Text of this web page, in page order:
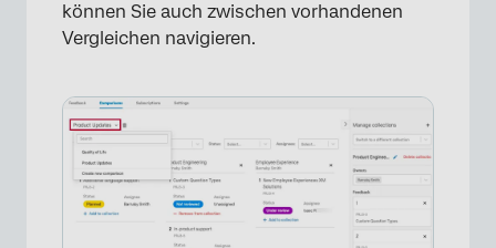
können Sie auch zwischen vorhandenen
Vergleichen navigieren.